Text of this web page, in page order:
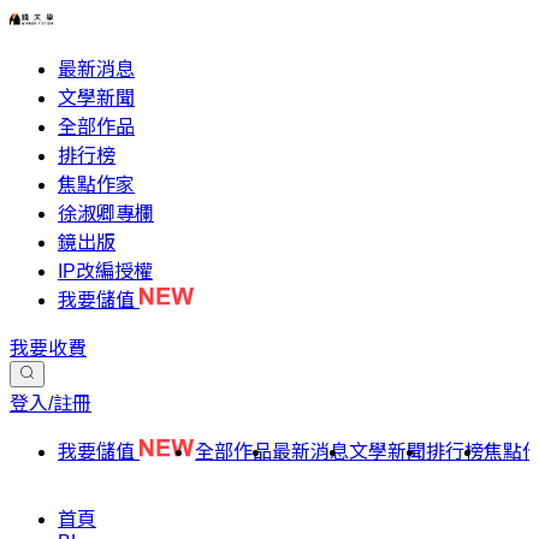
最新消息
文學新聞
全部作品
排行榜
焦點作家
徐淑卿專欄
鏡出版
IP改編授權
我要儲值
我要收費
登入/註冊
我要儲值 全部作品最新消息文學新聞排行榜焦點
首頁